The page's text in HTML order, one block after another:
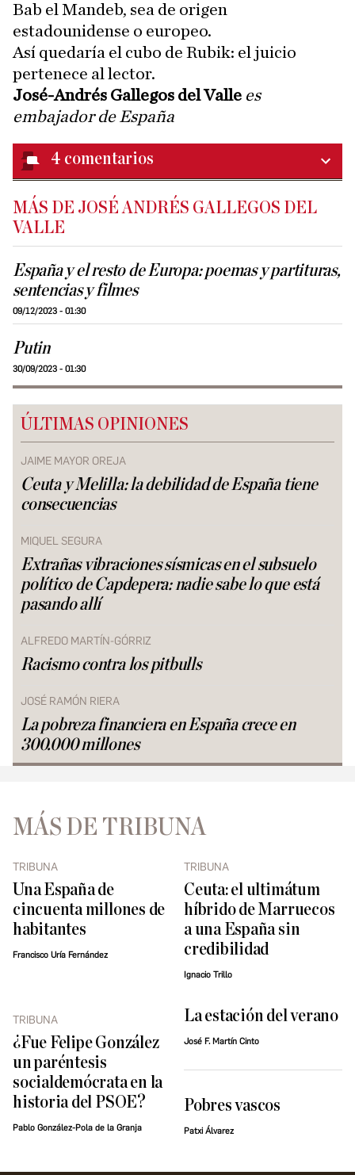
Bab el Mandeb, sea de origen
estadounidense o europeo.
Así quedaría el cubo de Rubik: el juicio
pertenece al lector.
José-Andrés Gallegos del Valle es
embajador de España
4 comentarios
MÁS DE JOSÉ ANDRÉS GALLEGOS DEL
VALLE
España y el resto de Europa: poemas y partituras,
sentencias y filmes
09/12/2023 - 01:30
Putin
30/09/2023 - 01:30
ÚLTIMAS OPINIONES
JAIME MAYOR OREJA
Ceuta y Melilla: la debilidad de España tiene
consecuencias
MIQUEL SEGURA
Extrañas vibraciones sísmicas en el subsuelo
político de Capdepera: nadie sabe lo que está
pasando allí
ALFREDO MARTÍN-GÓRRIZ
Racismo contra los pitbulls
JOSÉ RAMÓN RIERA
La pobreza financiera en España crece en
300.000 millones
MÁS DE TRIBUNA
TRIBUNA
Una España de
cincuenta millones de
habitantes
Francisco Uría Fernández
TRIBUNA
Ceuta: el ultimátum
híbrido de Marruecos
a una España sin
credibilidad
Ignacio Trillo
TRIBUNA
¿Fue Felipe González
un paréntesis
socialdemócrata en la
historia del PSOE?
Pablo González-Pola de la Granja
La estación del verano
José F. Martín Cinto
Pobres vascos
Patxi Álvarez